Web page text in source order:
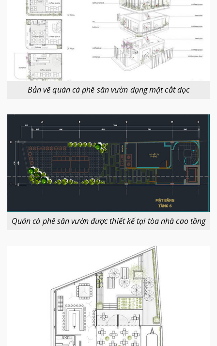
Bản vẽ quán cà phê sân vườn dạng mặt cắt dọc
Quán cà phê sân vườn được thiết kế tại tòa nhà cao tầng